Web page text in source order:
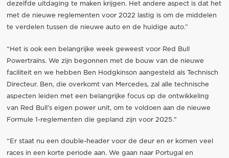
dezelfde uitdaging te maken krijgen. Het andere aspect is dat het
met de nieuwe reglementen voor 2022 lastig is om de middelen
te verdelen tussen de nieuwe auto en de huidige auto.”
“Het is ook een belangrijke week geweest voor Red Bull
Powertrains. We zijn begonnen met de bouw van de nieuwe
faciliteit en we hebben Ben Hodgkinson aangesteld als Technisch
Directeur. Ben, die overkomt van Mercedes, zal alle technische
aspecten leiden met een belangrijke focus op de ontwikkeling
van Red Bull’s eigen power unit, om te voldoen aan de nieuwe
Formule 1-reglementen die gepland zijn voor 2025."
“Er staat nu een double-header voor de deur en er komen veel
races in een korte periode aan. We gaan naar Portugal en